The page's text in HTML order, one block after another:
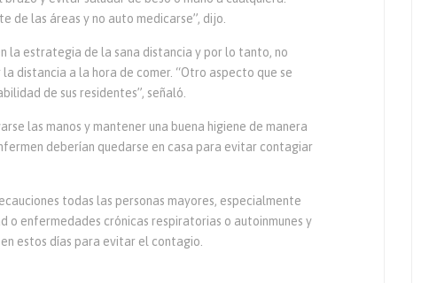
de las áreas y no auto medicarse”, dijo.
la estrategia de la sana distancia y por lo tanto, no
distancia a la hora de comer. “Otro aspecto que se
de sus residentes”, señaló.
las manos y mantener una buena higiene de manera
deberían quedarse en casa para evitar contagiar
todas las personas mayores, especialmente
o enfermedades crónicas respiratorias o autoinmunes y
estos días para evitar el contagio.